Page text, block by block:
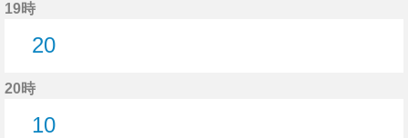
19時
20
20時
10